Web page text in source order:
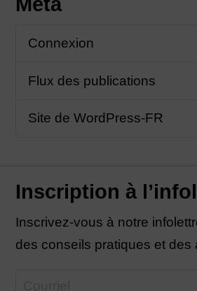
Méta
Connexion
Flux des publications
Site de WordPress-FR
Inscription à
Inscrivez-vous à notre
des conseils pratiques et des